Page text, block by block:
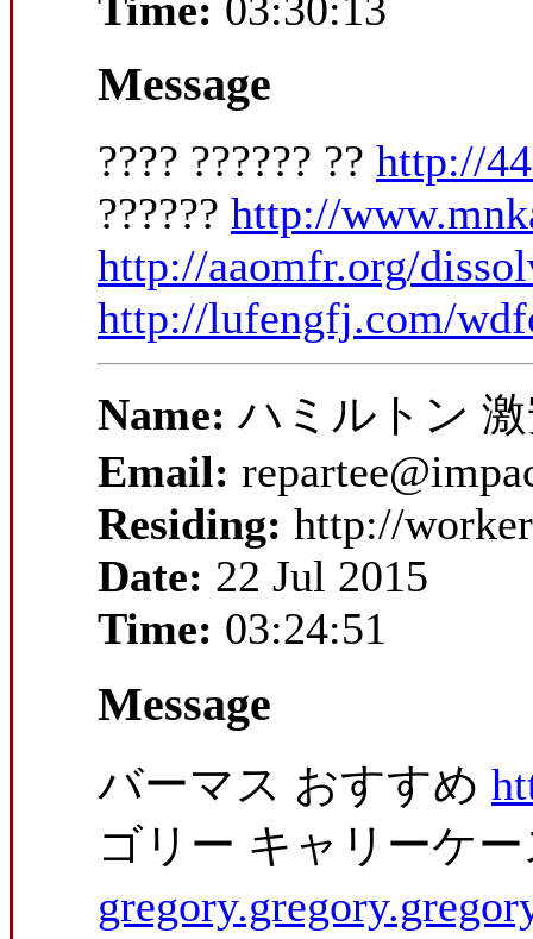
Message
???? ?????? ?? http://
?????? http://
http://aaomfr.org/
http://lufengfj.com/
Name:ハミルトン
Email:
Residing: http://
Date: 22 Jul 2015
Time: 03:24:51
Message
バーマス おすすめ
ゴリー キャリーケ